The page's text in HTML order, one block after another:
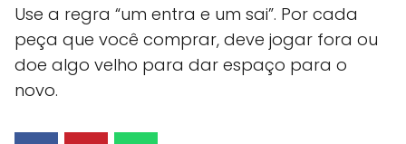
Use a regra “um entra e um sai”. Por cada
peça que você comprar, deve jogar fora ou
doe algo velho para dar espaço para o
novo.